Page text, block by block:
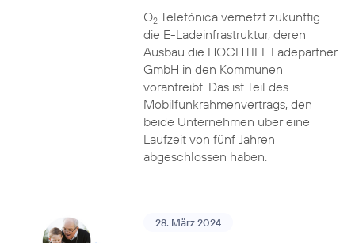
O2Telefónica vernetzt zukünftig
die E-Ladeinfrastruktur, deren
Ausbau die HOCHTIEF Ladepartner
GmbH in den Kommunen
vorantreibt. Das ist Teil des
Mobilfunkrahmenvertrags, den
beide Unternehmen über eine
Laufzeit von fünf Jahren
abgeschlossen haben.
28. März 2024